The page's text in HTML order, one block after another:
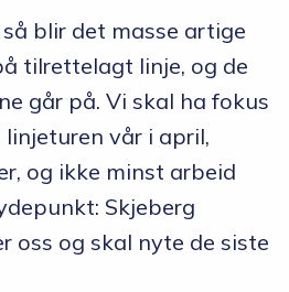
blir det masse artige
tilrettelagt linje, og de
går på. Vi skal ha fokus
vår i april,
og ikke minst arbeid
Skjeberg
oss og skal nyte de siste